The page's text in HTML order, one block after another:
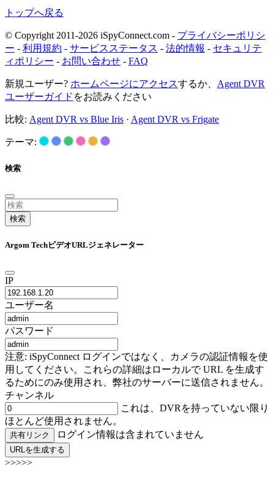
トップへ戻る
© Copyright 2011-2026 iSpyConnect.com - プライバシーポリシ
ー - 利用規約 - サービスステータス - 法的情報 - セキュリテ
ィポリシー - お問い合わせ - FAQ
新規ユーザー? ホームページにアクセスするか、 Agent DVR
ユーザーガイド をお読みください
比較: Agent DVR vs Blue Iris · Agent DVR vs Frigate
テーマ:
検索
検索
Argom TechビデオURLジェネレーター
IP
ユーザー名
パスワード
注意: iSpyConnect ログインではなく、カメラの認証情報を使
用してください。これらの詳細はローカルで URL を生成す
るためにのみ使用され、弊社のサーバーに送信されません。
チャンネル
これは、DVRを持っていない限り
ほとんど使用されません。
共有リンク ログイン情報は含まれていません
URLを生成する
>>>>>